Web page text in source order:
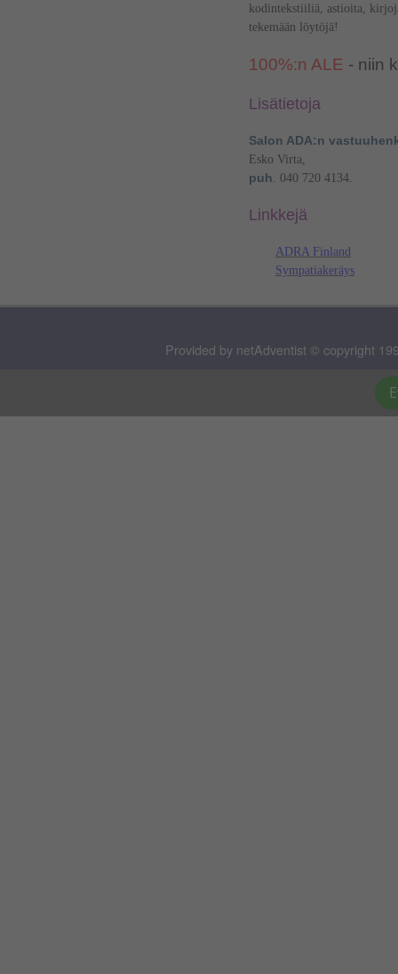
kodintekstiiliä, astioita,
tekemään löytöjä!
100%:n ALE - niin
Lisätietoja
Salon ADA:n
Esko Virta,
puh . 040 720 4134.
Linkkejä
ADRA Finland
Sympatiakeräys
Provided by netAdventist © copyright